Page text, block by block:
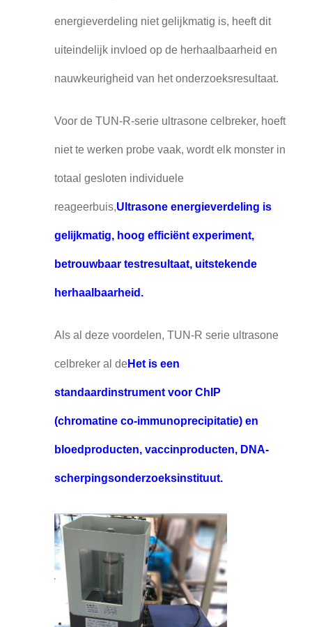
energieverdeling niet gelijkmatig is, heeft dit
uiteindelijk invloed op de herhaalbaarheid en
nauwkeurigheid van het onderzoeksresultaat.
Voor de TUN-R-serie ultrasone celbreker, hoeft
niet te werken probe vaak, wordt elk monster in
totaal gesloten individuele
reageerbuis,Ultrasone energieverdeling is
gelijkmatig, hoog efficiënt experiment,
betrouwbaar testresultaat, uitstekende
herhaalbaarheid.
Als al deze voordelen, TUN-R serie ultrasone
celbreker al deHet is een
standaardinstrument voor ChIP
(chromatine co-immunoprecipitatie) en
bloedproducten, vaccinproducten, DNA-
scherpingsonderzoeksinstituut.